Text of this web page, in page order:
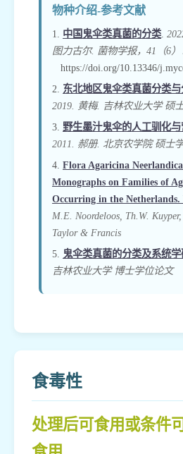
物种介绍-参考文献
1. 中国鬼伞类真菌的分类
图力古尔. 菌物学报，41（6）
https://doi.org/10.13346/
2. 东北地区鬼伞类真菌分类
2019. 黄梅. 吉林农业大学 硕
3. 野生墨汁鬼伞的人工驯化
2011. 郝册. 北京农学院 硕士
4. Flora Agaricina
Monographs on Families of
Occurring in the Netherlands.
M.E. Noordeloos, Th.W.
Taylor & Francis
5.
鬼伞类真菌的分类及系统
吉林农业大学 博士学位论文
食毒性
处理后可食用或条件